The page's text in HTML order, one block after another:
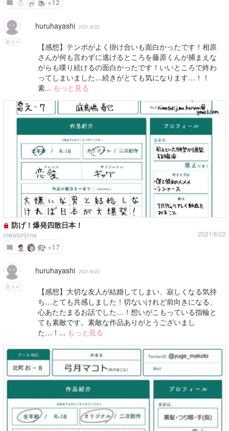
+12
全コメ
huruhayashi 2021/8/22
【感想】テンポがよく掛け合いも面白かったです！相原
さんが何も言わずに逃げるところを藤原くんが捕まえな
がらも喋り続けるの面白かったです！いいところで終わ
ってしまいました…続きがとても気になります…！！
素... もっと見る
防げ！爆発四散日本！
niwatorijima 2021/8/22
+17
全コメ
huruhayashi 2021/8/22
【感想】大切な友人が結婚してしまい、寂しくなる気持
ち…とても共感しました！切ないけれど前向きになる、
心あたたまるお話でした…！想いがこもっている指輪と
ても素敵です。素敵な作品ありがとうございまし
た…！... もっと見る